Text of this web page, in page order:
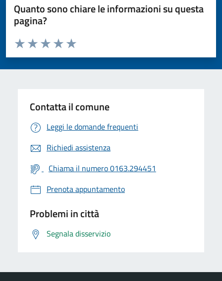
Quanto sono chiare le informazioni su questa
pagina?
Valuta da 1 a 5 stelle la pagina
Valuta 5 stelle su 5
Valuta 4 stelle su 5
Valuta 3 stelle su 5
Valuta 2 stelle su 5
Valuta 1 stelle su 5
Contatta il comune
Leggi le domande frequenti
Richiedi assistenza
Chiama il numero 0163.294451
Prenota appuntamento
Problemi in città
Segnala disservizio